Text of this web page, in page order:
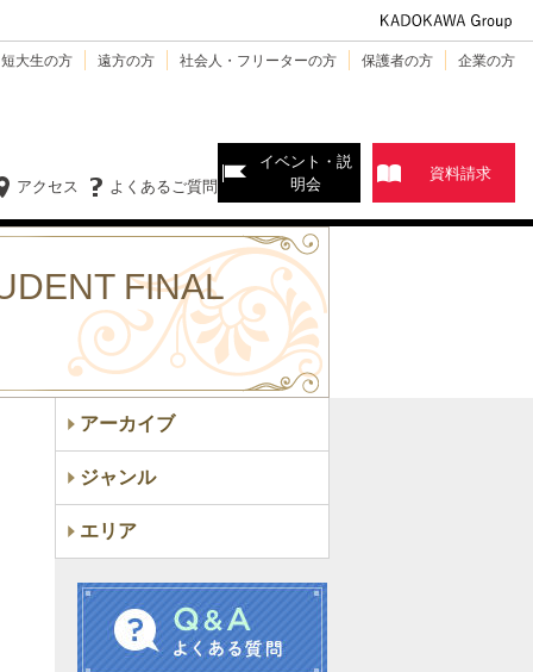
大生の方 遠方の方 社会人・フリーターの方 保護者の方 企業の方
よくあるご質問
アクセス
イベント・説
明会
資料請求
FINAL
アーカイブ
ジャンル
エリア